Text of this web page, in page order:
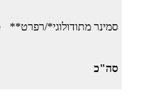
סמינר מתודולוגי*/רפרט**
סה"כ